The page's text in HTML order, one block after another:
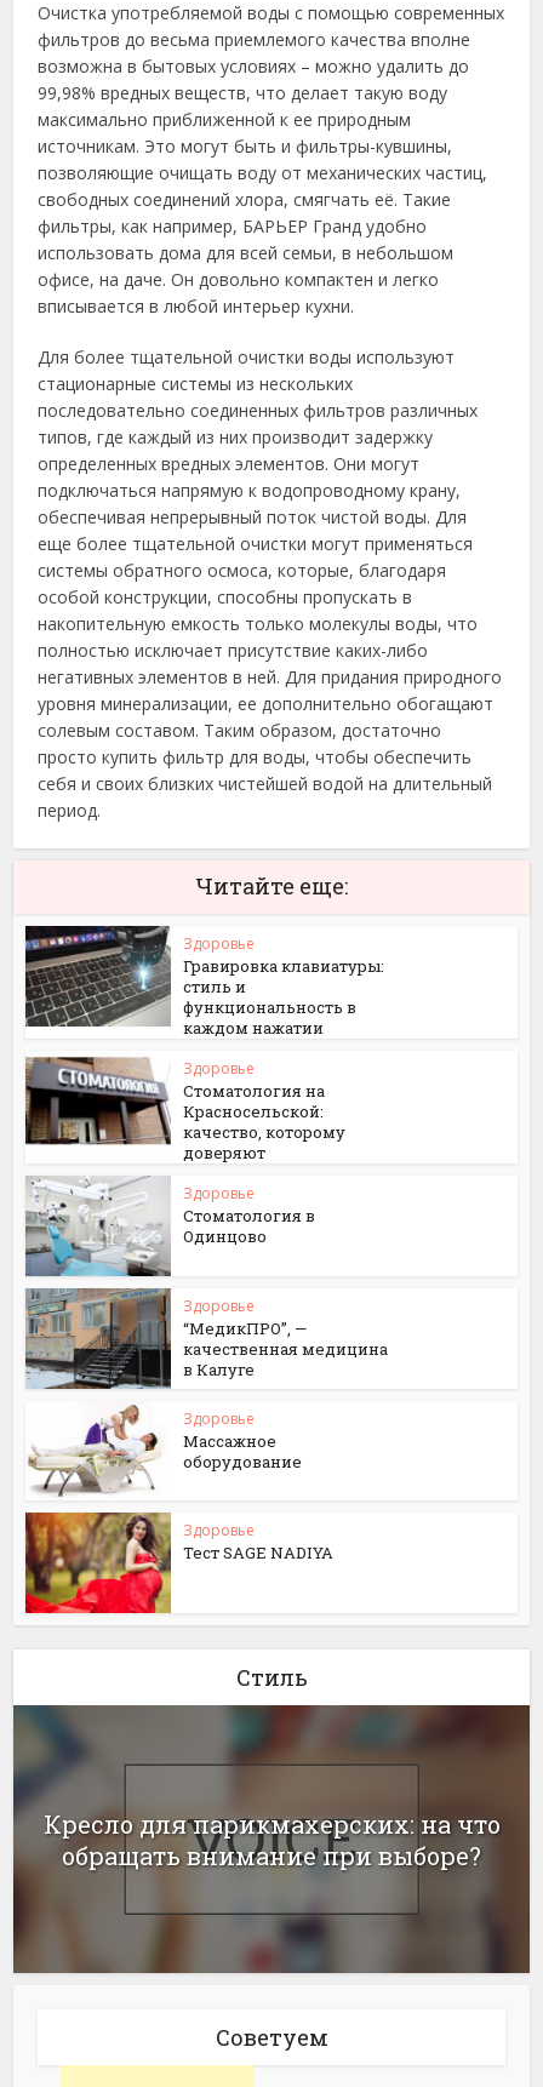
Очистка употребляемой воды с помощью современных
фильтров до весьма приемлемого качества вполне
возможна в бытовых условиях – можно удалить до
99,98% вредных веществ, что делает такую воду
максимально приближенной к ее природным
источникам. Это могут быть и фильтры-кувшины,
позволяющие очищать воду от механических частиц,
свободных соединений хлора, смягчать её. Такие
фильтры, как например, БАРЬЕР Гранд удобно
использовать дома для всей семьи, в небольшом
офисе, на даче. Он довольно компактен и легко
вписывается в любой интерьер кухни.
Для более тщательной очистки воды используют
стационарные системы из нескольких
последовательно соединенных фильтров различных
типов, где каждый из них производит задержку
определенных вредных элементов. Они могут
подключаться напрямую к водопроводному крану,
обеспечивая непрерывный поток чистой воды. Для
еще более тщательной очистки могут применяться
системы обратного осмоса, которые, благодаря
особой конструкции, способны пропускать в
накопительную емкость только молекулы воды, что
полностью исключает присутствие каких-либо
негативных элементов в ней. Для придания природного
уровня минерализации, ее дополнительно обогащают
солевым составом. Таким образом, достаточно
просто купить фильтр для воды, чтобы обеспечить
себя и своих близких чистейшей водой на длительный
период.
Читайте еще:
Здоровье
Гравировка клавиатуры:
стиль и
функциональность в
каждом нажатии
Здоровье
Стоматология на
Красносельской:
качество, которому
доверяют
Здоровье
Стоматология в
Одинцово
Здоровье
“МедикПРО”, —
качественная медицина
в Калуге
Здоровье
Массажное
оборудование
Здоровье
Тест SAGE NADIYA
Стиль
Кресло для парикмахерских: на что
обращать внимание при выборе?
Советуем